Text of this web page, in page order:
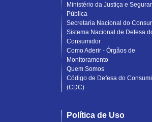
Ministério da Justiça e
Pública
Secretaria Nacional do
Sistema Nacional de Defesa
Consumidor
Como Aderir - Órgãos de
Monitoramento
Quem Somos
Código de Defesa do
(CDC)
Política de Uso